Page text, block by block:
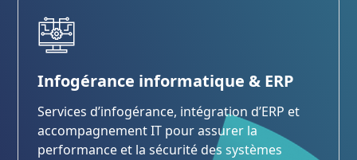
Infogérance informatique & ERP
Services d’infogérance, intégration d’ERP et
accompagnement IT pour assurer la
performance et la sécurité des systèmes